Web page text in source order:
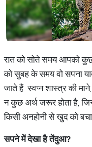
रात को सोते समय आपको
को सुबह के समय वो सपना
जाते हैं. स्वप्न शास्त्र की
न कुछ अर्थ जरूर होता है,
किसी अनहोनी से खुद को
सपनेमेंदेखाहैतेंदुआ?